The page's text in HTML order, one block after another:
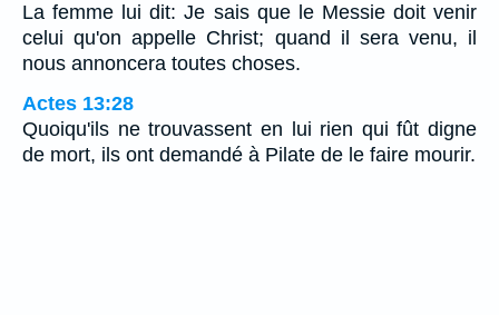
La femme lui dit: Je sais que le Messie doit venir
celui qu'on appelle Christ; quand il sera venu, il
nous annoncera toutes choses.
Actes 13:28
Quoiqu'ils ne trouvassent en lui rien qui fût digne
de mort, ils ont demandé à Pilate de le faire mourir.